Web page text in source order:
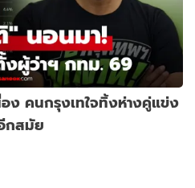
ง คนกรุงเทใจทิ้งห่างคู่แข่ง
กสมัย